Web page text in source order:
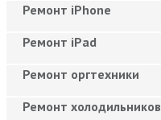
Ремонт iPhone
Ремонт iPad
Ремонт оргтехники
Ремонт холодильников